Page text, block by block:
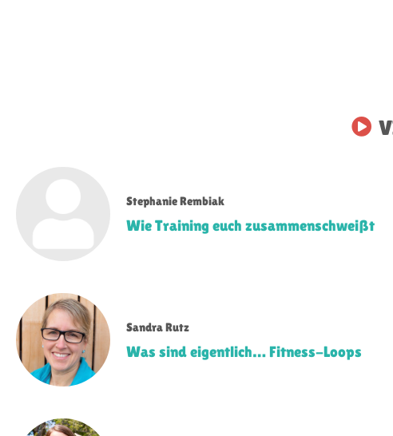
Stephanie Rembiak
Wie Training euch zusammen­schweißt
Sandra Rutz
Was sind eigentlich… Fitness-Loops